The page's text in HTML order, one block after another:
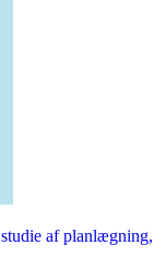
af planlægning,